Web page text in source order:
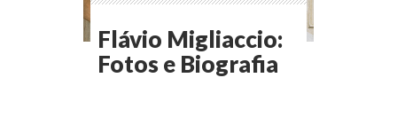
Flávio Migliaccio:
Fotos e Biografia